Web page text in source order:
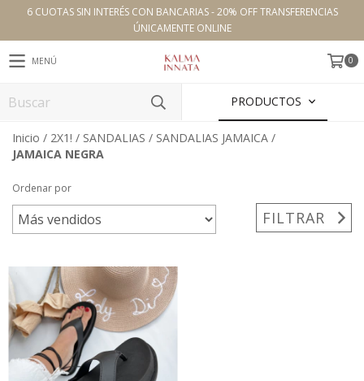
6 CUOTAS SIN INTERÉS CON BANCARIAS - 20% OFF TRANSFERENCIAS
ÚNICAMENTE ONLINE
MENÚ 0
PRODUCTOS
Inicio / 2X1! / SANDALIAS / SANDALIAS JAMAICA /
JAMAICA NEGRA
Ordenar por
FILTRAR